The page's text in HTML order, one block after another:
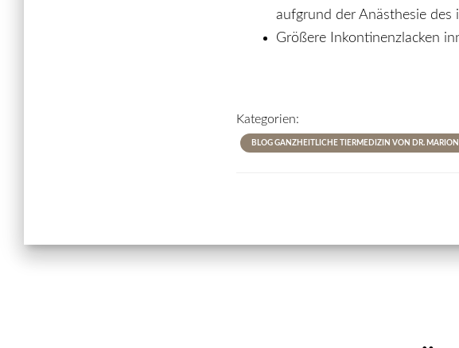
aufgrund der Anästhesie des
Größere Inkontinenzlacken
Kategorien:
BLOG GANZHEITLICHE TIERMEDIZIN VON DR.